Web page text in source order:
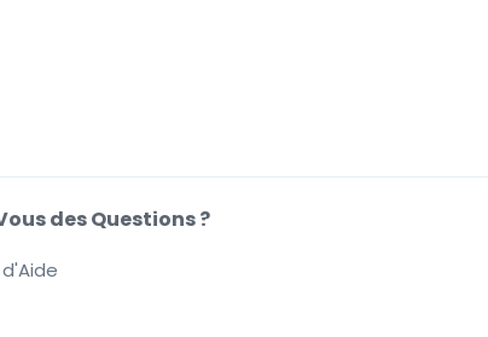
des Questions ?